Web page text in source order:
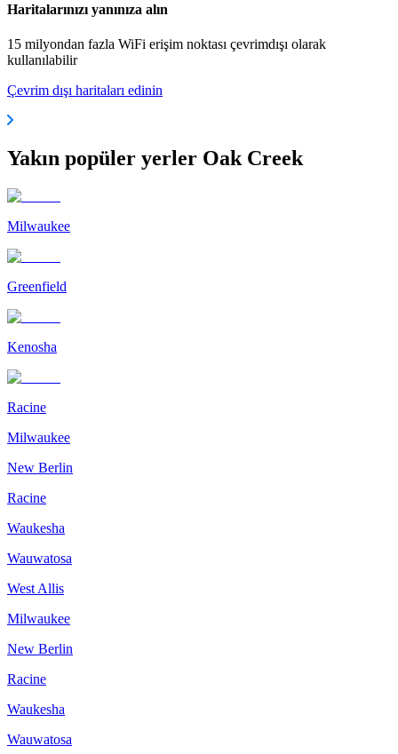
Haritalarınızı yanınıza alın
15 milyondan fazla WiFi erişim noktası çevrimdışı olarak
kullanılabilir
Çevrim dışı haritaları edinin
Yakın popüler yerler Oak Creek
Milwaukee
Greenfield
Kenosha
Racine
Milwaukee
New Berlin
Racine
Waukesha
Wauwatosa
West Allis
Milwaukee
New Berlin
Racine
Waukesha
Wauwatosa